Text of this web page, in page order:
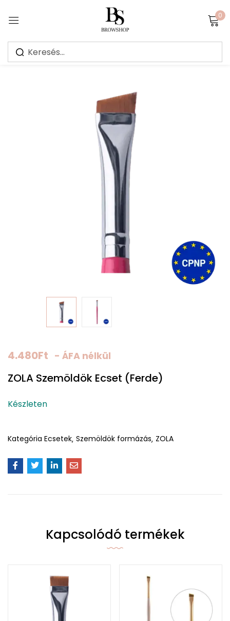
0
4.480Ft - ÁFA nélkül
ZOLA Szemöldök Ecset (Ferde)
Készleten
Kategória Ecsetek Szemöldök formázás ZOLA
Kapcsolódó termékek
Sign in
Bejelentkezés
Create an account